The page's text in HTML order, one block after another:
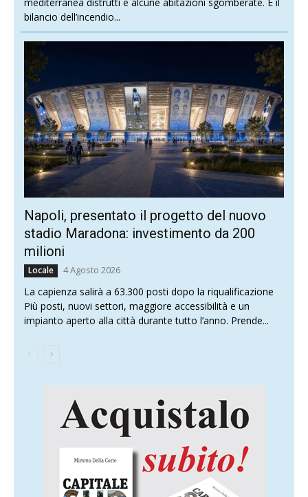
bilancio dell’incendio...
Napoli, presentato il progetto del nuovo
stadio Maradona: investimento da 200
milioni
Locale 4 Agosto 2026
La capienza salirà a 63.300 posti dopo la riqualificazione
Più posti, nuovi settori, maggiore accessibilità e un
impianto aperto alla città durante tutto l’anno. Prende...